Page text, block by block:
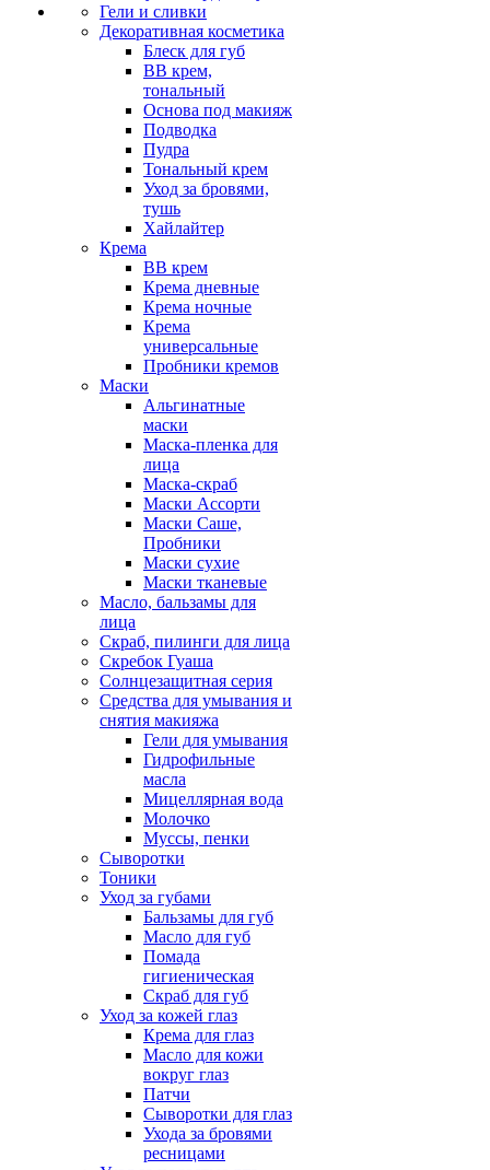
Гели и сливки
Декоративная косметика
Блеск для губ
ВВ крем,
тональный
Основа под макияж
Подводка
Пудра
Тональный крем
Уход за бровями,
тушь
Хайлайтер
Крема
ВВ крем
Крема дневные
Крема ночные
Крема
универсальные
Пробники кремов
Маски
Альгинатные
маски
Маска-пленка для
лица
Маска-скраб
Маски Ассорти
Маски Саше,
Пробники
Маски сухие
Маски тканевые
Масло, бальзамы для
лица
Скраб, пилинги для лица
Скребок Гуаша
Солнцезащитная серия
Средства для умывания и
снятия макияжа
Гели для умывания
Гидрофильные
масла
Мицеллярная вода
Молочко
Муссы, пенки
Сыворотки
Тоники
Уход за губами
Бальзамы для губ
Масло для губ
Помада
гигиеническая
Скраб для губ
Уход за кожей глаз
Крема для глаз
Масло для кожи
вокруг глаз
Патчи
Сыворотки для глаз
Ухода за бровями
ресницами